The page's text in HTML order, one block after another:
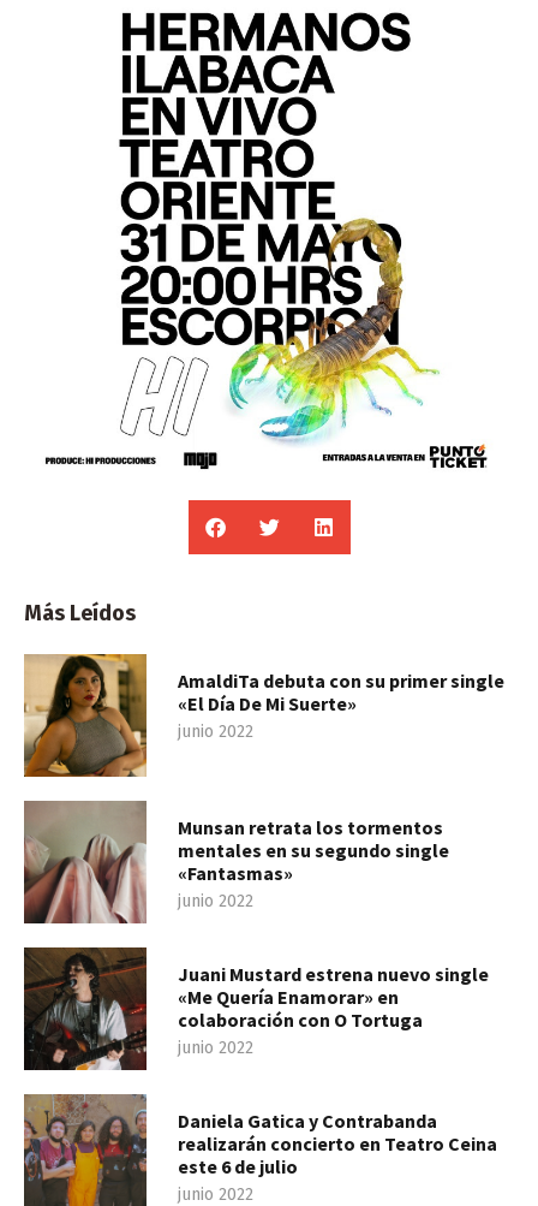
Más Leídos
AmaldiTa debuta con su primer single
«El Día De Mi Suerte»
junio 2022
Munsan retrata los tormentos
mentales en su segundo single
«Fantasmas»
junio 2022
Juani Mustard estrena nuevo single
«Me Quería Enamorar» en
colaboración con O Tortuga
junio 2022
Daniela Gatica y Contrabanda
realizarán concierto en Teatro Ceina
este 6 de julio
junio 2022